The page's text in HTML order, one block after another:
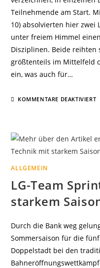
Teilnehmende am Start.
10) absolvierten hier zwei
unter freiem Himmel
Disziplinen. Beide reihten
größtenteils im Mittelfeld
ein, was auch für…
KOMMENTARE DEAKTIVIERT
ALLGEMEIN
LG-Team
starkem
Durch die Bank weg
Sommersaison für die
Doppelstadt bei den